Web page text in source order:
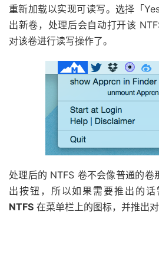
重新加载以实现可读写。选择「
出新卷，处理后会自动打开该
对该卷进行读写操作了。
处理后的 NTFS 卷不会像普通的
出按钮，所以如果需要推出的话
NTFS 在菜单栏上的图标，并推出